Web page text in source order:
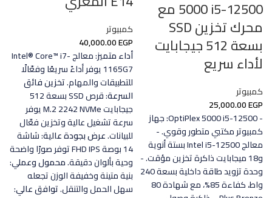
5000 i5-12500 مع
محرك تخزين SSD
بسعة 512 جيجابايت
لأداء سريع
كمبيوتر
25,000.00EGP
- OptiPlex 5000 i5-12500: جهاز
كمبيوتر مكتبي متطور وقوي. -
معالج Intel i5-12500 بستة أنوية
و18 ميجابايت ذاكرة تخزين مؤقت. -
وحدة تزويد طاقة داخلية بسعة 240
واط، كفاءة 85%، مع شهادة 80
كمبيوتر
40,000.00EGP
أداء متميز
: معالج Intel® Core™ i7-
1165G7 يوفر أداءً سريعًا وفعّالًا
للتطبيقات والمهام.تخزين فائق
السرعة
: قرص SSD بسعة 512
جيجابايت M.2 2242 NVMe يوفر
سرعة تشغيل عالية وتخزين فعّال
للبيانات.عرض بجودة عالية: شاشة
14 بوصة FHD IPS توفر صورًا واضحة
وحية بألوان دقيقة.محمول وعملي:
بنية متينة وخفيفة الوزن تجعله
سهل الحمل والتنقل.توافق عالي: